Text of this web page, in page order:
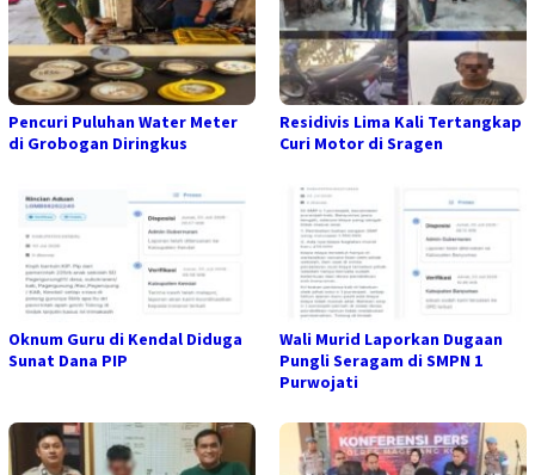
Pencuri Puluhan Water Meter
di Grobogan Diringkus
Residivis Lima Kali Tertangkap
Curi Motor di Sragen
Oknum Guru di Kendal Diduga
Sunat Dana PIP
Wali Murid Laporkan Dugaan
Pungli Seragam di SMPN 1
Purwojati